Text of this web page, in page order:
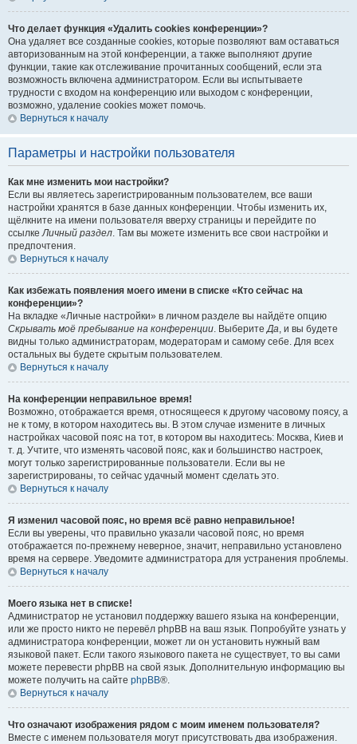
Что делает функция «Удалить cookies конференции»?
Она удаляет все созданные cookies, которые позволяют вам оставаться
авторизованным на этой конференции, а также выполняют другие
функции, такие как отслеживание прочитанных сообщений, если эта
возможность включена администратором. Если вы испытываете
трудности с входом на конференцию или выходом с конференции,
возможно, удаление cookies может помочь.
Вернуться к началу
Параметры и настройки пользователя
Как мне изменить мои настройки?
Если вы являетесь зарегистрированным пользователем, все ваши
настройки хранятся в базе данных конференции. Чтобы изменить их,
щёлкните на имени пользователя вверху страницы и перейдите по
ссылкеЛичный раздел. Там вы можете изменить все свои настройки и
предпочтения.
Вернуться к началу
Как избежать появления моего имени в списке «Кто сейчас на
конференции»?
На вкладке «Личные настройки» в личном разделе вы найдёте опцию
Скрывать моё пребывание на конференции. ВыберитеДа, и вы будете
видны только администраторам, модераторам и самому себе. Для всех
остальных вы будете скрытым пользователем.
Вернуться к началу
На конференции неправильное время!
Возможно, отображается время, относящееся к другому часовому поясу, а
не к тому, в котором находитесь вы. В этом случае измените в личных
настройках часовой пояс на тот, в котором вы находитесь: Москва, Киев и
т. д. Учтите, что изменять часовой пояс, как и большинство настроек,
могут только зарегистрированные пользователи. Если вы не
зарегистрированы, то сейчас удачный момент сделать это.
Вернуться к началу
Я изменил часовой пояс, но время всё равно неправильное!
Если вы уверены, что правильно указали часовой пояс, но время
отображается по-прежнему неверное, значит, неправильно установлено
время на сервере. Уведомите администратора для устранения проблемы.
Вернуться к началу
Моего языка нет в списке!
Администратор не установил поддержку вашего языка на конференции,
или же просто никто не перевёл phpBB на ваш язык. Попробуйте узнать у
администратора конференции, может ли он установить нужный вам
языковой пакет. Если такого языкового пакета не существует, то вы сами
можете перевести phpBB на свой язык. Дополнительную информацию вы
можете получить на сайте phpBB®.
Вернуться к началу
Что означают изображения рядом с моим именем пользователя?
Вместе с именем пользователя могут присутствовать два изображения.